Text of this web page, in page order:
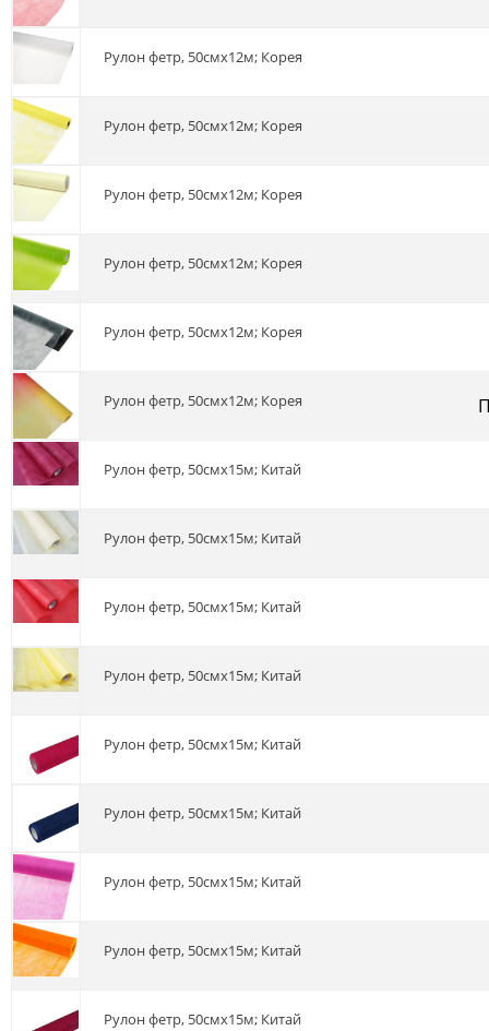
Рулон фетр, 50смх12м; Корея
Рулон фетр, 50смх12м; Корея
Рулон фетр, 50смх12м; Корея
Рулон фетр, 50смх12м; Корея
Рулон фетр, 50смх12м; Корея
Рулон фетр, 50смх12м; Корея
Рулон фетр, 50смх15м; Китай
Рулон фетр, 50смх15м; Китай
Рулон фетр, 50смх15м; Китай
Рулон фетр, 50смх15м; Китай
Рулон фетр, 50смх15м; Китай
Рулон фетр, 50смх15м; Китай
Рулон фетр, 50смх15м; Китай
Рулон фетр, 50смх15м; Китай
Рулон фетр, 50смх15м; Китай